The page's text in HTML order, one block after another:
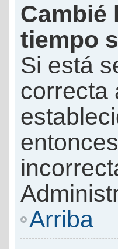
Cambié
tiempo
Si está
correcta
Arriba